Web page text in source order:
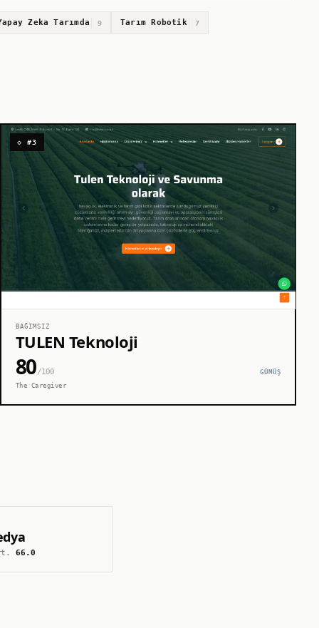
Zeka Tarımda 9 Tarım Robotik 7
◇ #3
BAĞIMSIZ
TULEN Teknoloji
80/100
GÜMÜŞ
The Caregiver
66.0